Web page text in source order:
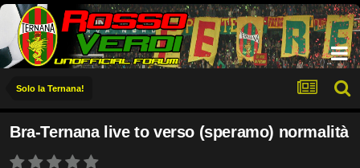
Solo la Ternana!
Bra-Ternana live to verso (speramo) normalità